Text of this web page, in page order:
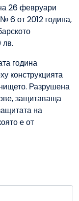
26 февруари
6 от 2012 година,
година
конструкцията
Разрушена
защитаваща
на
е от